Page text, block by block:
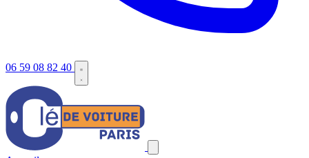
06 59 08 82 40